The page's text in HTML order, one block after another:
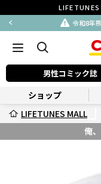
令和8年
男性コミック誌
ショップ
LIFETUNES MALL
俺